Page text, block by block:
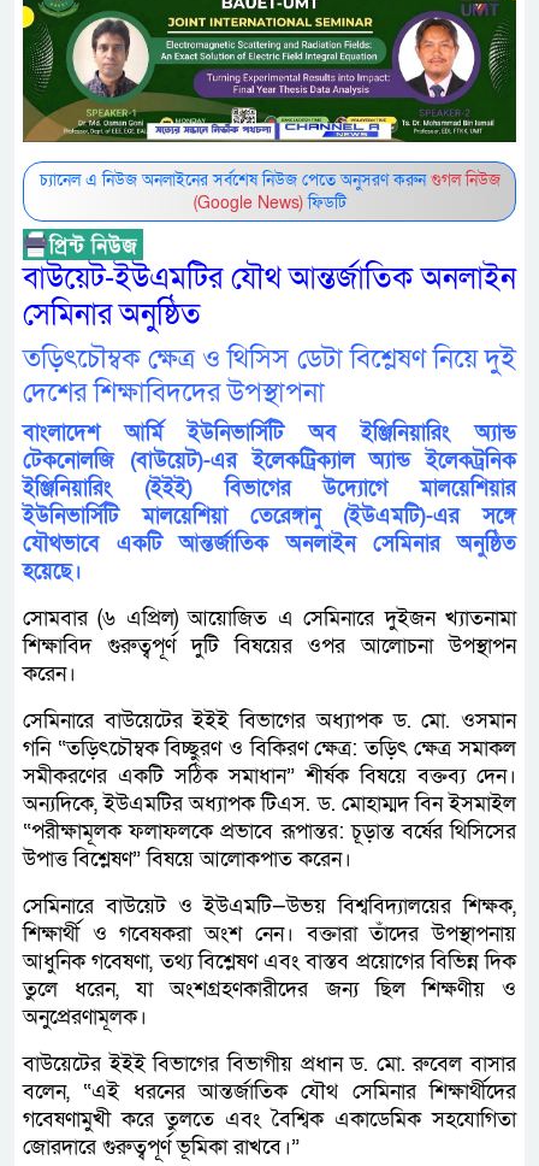
চ্যানেল এ নিউজ অনলাইনের সর্বশেষ নিউজ পেতে অনুসরণ করুনগুগল নিউজ
(Google News)ফিডটি
বাউয়েট-ইউএমটির যৌথ আন্তর্জাতিক অনলাইন
সেমিনার অনুষ্ঠিত
তড়িৎচৌম্বক ক্ষেত্র ও থিসিস ডেটা বিশ্লেষণ নিয়ে দুই
দেশের শিক্ষাবিদদের উপস্থাপনা
বাংলাদেশ আর্মি ইউনিভার্সিটি অব ইঞ্জিনিয়ারিং অ্যান্ড
টেকনোলজি (বাউয়েট)-এর ইলেকট্রিক্যাল অ্যান্ড ইলেকট্রনিক
ইঞ্জিনিয়ারিং (ইইই) বিভাগের উদ্যোগে মালয়েশিয়ার
ইউনিভার্সিটি মালয়েশিয়া তেরেঙ্গানু (ইউএমটি)-এর সঙ্গে
যৌথভাবে একটি আন্তর্জাতিক অনলাইন সেমিনার অনুষ্ঠিত
হয়েছে।
সোমবার (৬ এপ্রিল) আয়োজিত এ সেমিনারে দুইজন খ্যাতনামা
শিক্ষাবিদ গুরুত্বপূর্ণ দুটি বিষয়ের ওপর আলোচনা উপস্থাপন
করেন।
সেমিনারে বাউয়েটের ইইই বিভাগের অধ্যাপক ড. মো. ওসমান
গনি “তড়িৎচৌম্বক বিচ্ছুরণ ও বিকিরণ ক্ষেত্র: তড়িৎ ক্ষেত্র সমাকল
সমীকরণের একটি সঠিক সমাধান” শীর্ষক বিষয়ে বক্তব্য দেন।
অন্যদিকে, ইউএমটির অধ্যাপক টিএস. ড. মোহাম্মদ বিন ইসমাইল
“পরীক্ষামূলক ফলাফলকে প্রভাবে রূপান্তর: চূড়ান্ত বর্ষের থিসিসের
উপাত্ত বিশ্লেষণ” বিষয়ে আলোকপাত করেন।
সেমিনারে বাউয়েট ও ইউএমটি—উভয় বিশ্ববিদ্যালয়ের শিক্ষক,
শিক্ষার্থী ও গবেষকরা অংশ নেন। বক্তারা তাঁদের উপস্থাপনায়
আধুনিক গবেষণা, তথ্য বিশ্লেষণ এবং বাস্তব প্রয়োগের বিভিন্ন দিক
তুলে ধরেন, যা অংশগ্রহণকারীদের জন্য ছিল শিক্ষণীয় ও
অনুপ্রেরণামূলক।
বাউয়েটের ইইই বিভাগের বিভাগীয় প্রধান ড. মো. রুবেল বাসার
বলেন, “এই ধরনের আন্তর্জাতিক যৌথ সেমিনার শিক্ষার্থীদের
গবেষণামুখী করে তুলতে এবং বৈশ্বিক একাডেমিক সহযোগিতা
জোরদারে গুরুত্বপূর্ণ ভূমিকা রাখবে।”